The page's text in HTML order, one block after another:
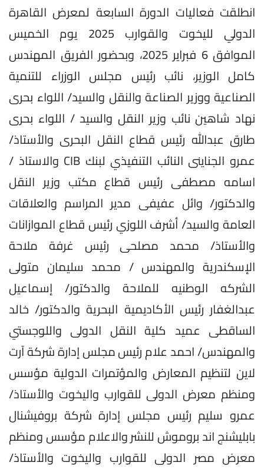
انطلقت فعاليات الدورة السابعة لمعرض القاهرة
الدولي لليخوت والقوارب 2025 يوم الخميس
الموافق 6 فبراير 2025، وبحضور الفريق المهندس
كامل الوزير، نائب رئيس مجلس الوزراء للتنمية
الصناعية ووزير الصناعة والنقل والسيد/ اللواء بحرى
نهاد شاهين نائب وزير النقل والسيد / اللواء بحرى
طارق عبدالله رئيس قطاع النقل البحرى والأستاذ/
عمرو الجناينى النائب التنفيذي لبنك CIB والاستاذ /
اسامه مصطفى رئيس قطاع مكتب وزير النقل
والدكتور/ وائل عفيفى مدير المراسم والعلاقات
العامة والسيد/ أشرف اللوزي رئيس قطاع الموازانات
والأستاذ/ محمد مصلحى رئيس غرفة ملاحة
الإسكندرية والمهندس / محمد سليمان متولى
الشركه الوطنيه للملاحة والدكتور/ إسماعيل
عبدالغفار رئيس الأكاديمية البحرية والدكتور/ خالد
الساقطى عميد كلية النقل الدولى واللوجستي
والمهندس/ احمد علام رئيس مجلس إدارة شركة آرت
لاين لتنظيم المعارض والمؤتمرات الدولية مؤسس
ومنظم معرض الدولى للقوارب واليخوت والأستاذ/
عمرو سليم رئيس مجلس إدارة شركة بروفيشنال
بابليشنج اند بروموش للنشر والاعلام مؤسس ومنظم
معرض مصر الدولى للقوارب واليخوت والأستاذ/